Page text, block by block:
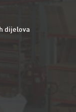
dijelova